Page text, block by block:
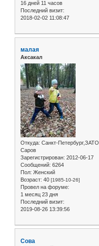
16 дней 11 часов
Последний визит:
2018-02-02 11:08:47
малая
Аксакал
Откуда: Санкт-Петербург,ЗАТО
Саров
Зарегистрирован: 2012-06-17
Сообщений: 6264
Пол: Женский
Возраст: 40 [1985-10-26]
Провел на форуме:
1 месяц 23 дня
Последний визит:
2019-08-26 13:39:56
Сова